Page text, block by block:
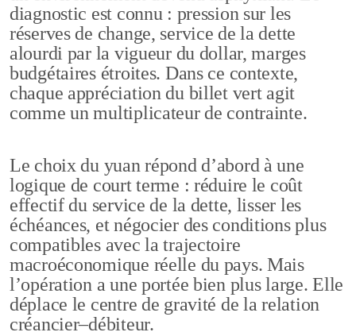
diagnostic est connu : pression sur les
réserves de change, service de la dette
alourdi par la vigueur du dollar, marges
budgétaires étroites. Dans ce contexte,
chaque appréciation du billet vert agit
comme un multiplicateur de contrainte.
Le choix du yuan répond d’abord à une
logique de court terme : réduire le coût
effectif du service de la dette, lisser les
échéances, et négocier des conditions plus
compatibles avec la trajectoire
macroéconomique réelle du pays. Mais
l’opération a une portée bien plus large. Elle
déplace le centre de gravité de la relation
créancier–débiteur.